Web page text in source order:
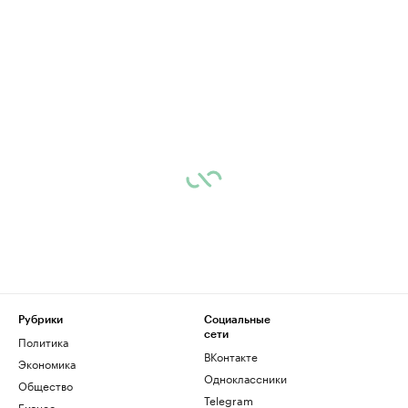
Рубрики
Политика
Экономика
Общество
Социальные
сети
ВКонтакте
Одноклассники
Telegram